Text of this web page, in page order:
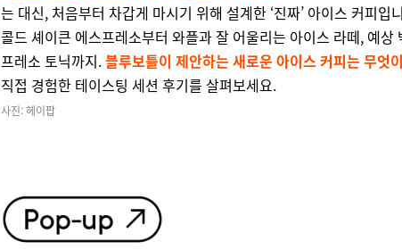
는 대신, 처음부터 차갑게 마시기 위해 설계한 ‘진짜’ 아이스 커피입
콜드 셰이큰 에스프레소부터 와플과 잘 어울리는 아이스 라떼, 예상
프레소 토닉까지.블루보틀이 제안하는 새로운 아이스 커피는 무엇
직접 경험한 테이스팅 세션 후기를 살펴보세요.
사진: 헤이팝